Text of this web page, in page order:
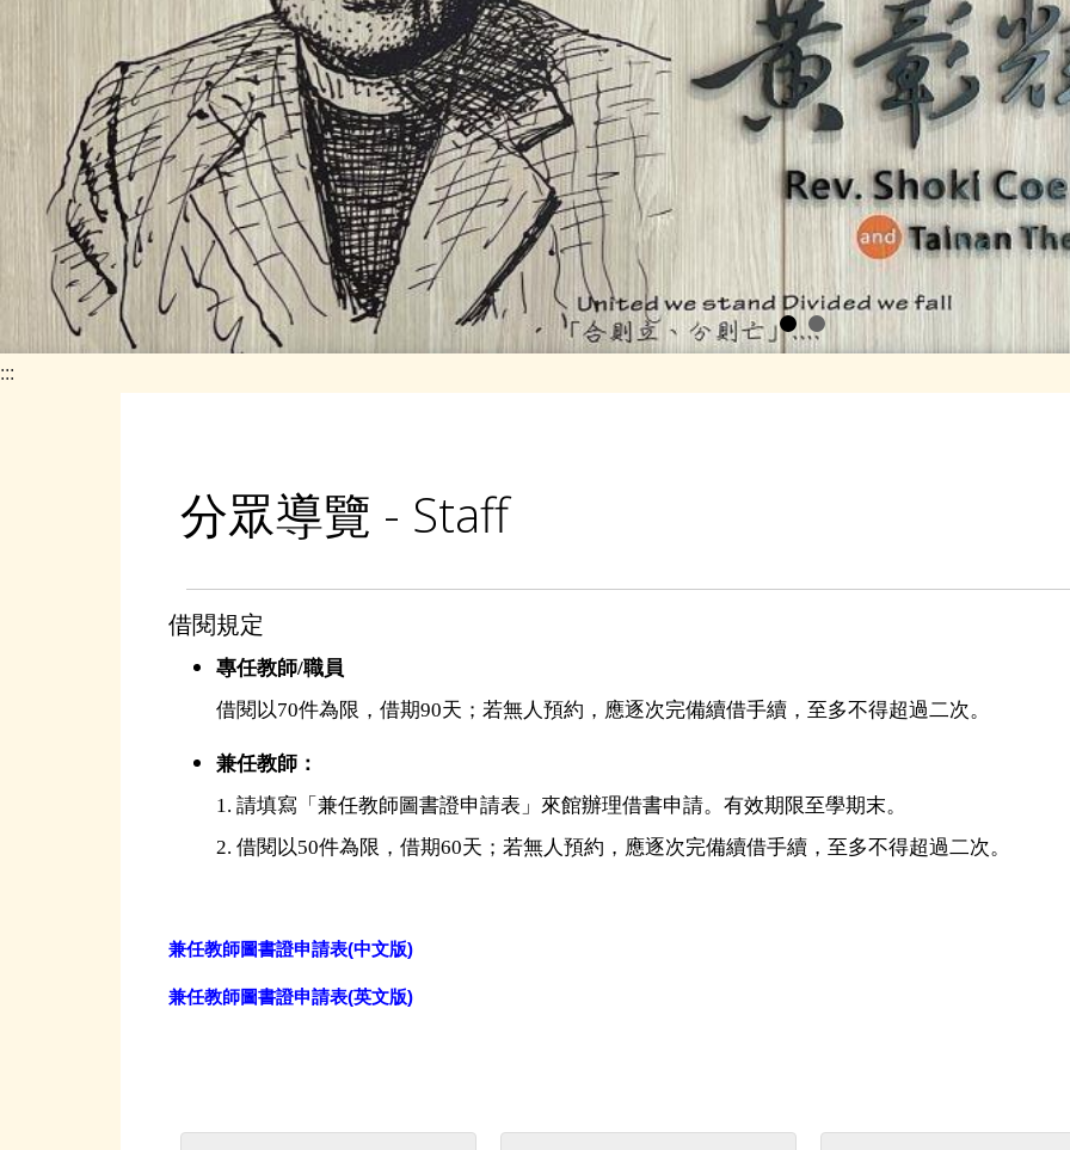
:::
分眾導覽 - Staff
借閱規定
專任教師/職員
借閱以70件為限，借期90天；若無人預約，應逐次完備續借手續，至多不得超過二次。
兼任教師：
1. 請填寫「兼任教師圖書證申請表」來館辦理借書申請。有效期限至學期末。
2. 借閱以50件為限，借期60天；若無人預約，應逐次完備續借手續，至多不得超過二次。
兼任教師圖書證申請表(中文版)
兼任教師圖書證申請表(英文版)